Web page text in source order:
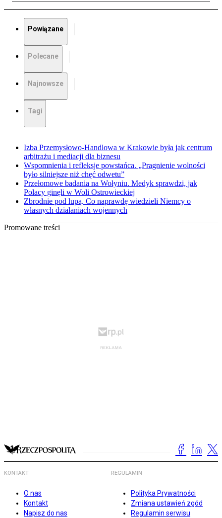
Powiązane
Polecane
Najnowsze
Tagi
Izba Przemysłowo-Handlowa w Krakowie była jak centrum
arbitrażu i mediacji dla biznesu
Wspomnienia i refleksje powstańca. „Pragnienie wolności
było silniejsze niż chęć odwetu”
Przełomowe badania na Wołyniu. Medyk sprawdzi, jak
Polacy ginęli w Woli Ostrowieckiej
Zbrodnie pod lupą. Co naprawdę wiedzieli Niemcy o
własnych działaniach wojennych
Promowane treści
KONTAKT
O nas
Kontakt
Napisz do nas
REGULAMIN
Polityka Prywatności
Zmiana ustawień zgód
Regulamin serwisu